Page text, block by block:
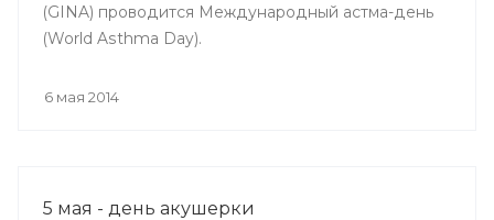
(GINA) проводится Международный астма-день
(World Asthma Day).
6 мая 2014
5 мая - день акушерки